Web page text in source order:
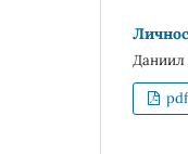
Даниил
pdf